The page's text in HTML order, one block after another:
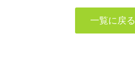
一覧に戻る